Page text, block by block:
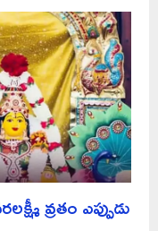
వ్రతం ఎప్పుడు